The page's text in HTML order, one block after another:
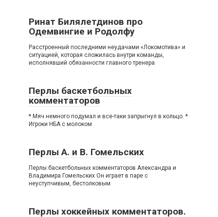
Ринат Билялетдинов про
Одемвингие и Родолфу
Расстроенный последними неудачами «Локомотива» и
ситуацией, которая сложилась внутри команды,
исполнявший обязанности главного тренера
Перлы баскетбольных
комментаторов
* Мяч немного подумал и все-таки запрыгнул в кольцо. *
Игроки НБА с молоком
Перлы А. и В. Гомельских
Перлы баскетбольных комментаторов Александра и
Владимира Гомельских Он играет в паре с
неуступчивым, бестолковым
Перлы хоккейных комментаторов.